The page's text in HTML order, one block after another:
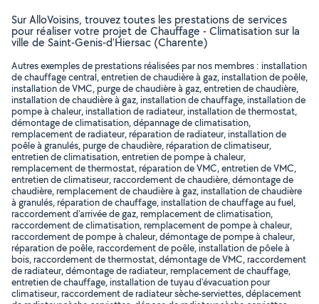
Sur AlloVoisins, trouvez toutes les prestations de services
pour réaliser votre projet de Chauffage - Climatisation sur la
ville de Saint-Genis-d'Hiersac (Charente)
Autres exemples de prestations réalisées par nos membres : installation
de chauffage central, entretien de chaudière à gaz, installation de poêle,
installation de VMC, purge de chaudière à gaz, entretien de chaudière,
installation de chaudière à gaz, installation de chauffage, installation de
pompe à chaleur, installation de radiateur, installation de thermostat,
démontage de climatisation, dépannage de climatisation,
remplacement de radiateur, réparation de radiateur, installation de
poêle à granulés, purge de chaudière, réparation de climatiseur,
entretien de climatisation, entretien de pompe à chaleur,
remplacement de thermostat, réparation de VMC, entretien de VMC,
entretien de climatiseur, raccordement de chaudière, démontage de
chaudière, remplacement de chaudière à gaz, installation de chaudière
à granulés, réparation de chauffage, installation de chauffage au fuel,
raccordement d'arrivée de gaz, remplacement de climatisation,
raccordement de climatisation, remplacement de pompe à chaleur,
raccordement de pompe à chaleur, démontage de pompe à chaleur,
réparation de poêle, raccordement de poêle, installation de pôele à
bois, raccordement de thermostat, démontage de VMC, raccordement
de radiateur, démontage de radiateur, remplacement de chauffage,
entretien de chauffage, installation de tuyau d'évacuation pour
climatiseur, raccordement de radiateur sèche-serviettes, déplacement